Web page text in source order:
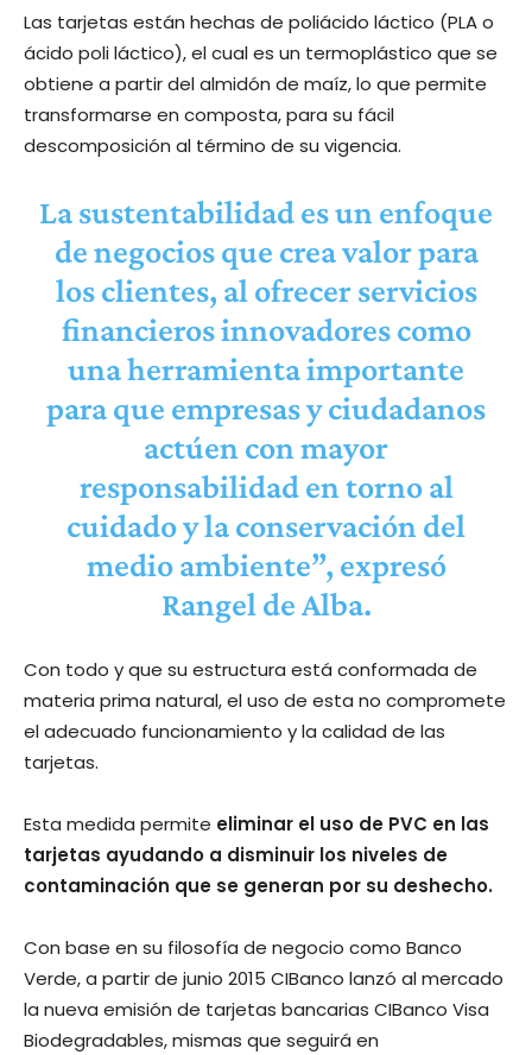
Las tarjetas están hechas de poliácido láctico (PLA o
ácido poli láctico), el cual es un termoplástico que se
obtiene a partir del almidón de maíz, lo que permite
transformarse en composta, para su fácil
descomposición al término de su vigencia.
La sustentabilidad es un enfoque
de negocios que crea valor para
los clientes, al ofrecer servicios
financieros innovadores como
una herramienta importante
para que empresas y ciudadanos
actúen con mayor
responsabilidad en torno al
cuidado y la conservación del
medio ambiente”, expresó
Rangel de Alba.
Con todo y que su estructura está conformada de
materia prima natural, el uso de esta no compromete
el adecuado funcionamiento y la calidad de las
tarjetas.
Esta medida permite eliminar el uso de PVC en las
tarjetas ayudando a disminuir los niveles de
contaminación que se generan por su deshecho.
Con base en su filosofía de negocio como Banco
Verde, a partir de junio 2015 CIBanco lanzó al mercado
la nueva emisión de tarjetas bancarias CIBanco Visa
Biodegradables, mismas que seguirá en